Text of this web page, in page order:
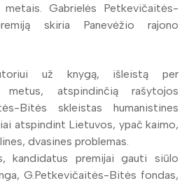
Gabrielės Petkevičaitės-
skiria Panevėžio rajono
už knygą, išleistą per
metus, atspindinčią rašytojos
Bitės skleistas humanistines
atspindint Lietuvos, ypač kaimo,
dvasines problemas.
kandidatus premijai gauti siūlo
G.Petkevičaitės-Bitės fondas,